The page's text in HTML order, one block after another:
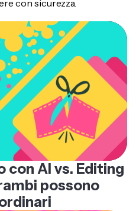
con sicurezza.
con AI vs. Editing
possono